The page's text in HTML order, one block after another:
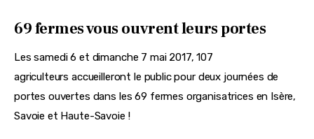
69 fermes vous ouvrent leurs portes
Les samedi 6 et dimanche 7 mai 2017, 107
agriculteurs accueilleront le public pour deux journées de
portes ouvertes dans les 69 fermes organisatrices en Isère,
Savoie et Haute-Savoie !